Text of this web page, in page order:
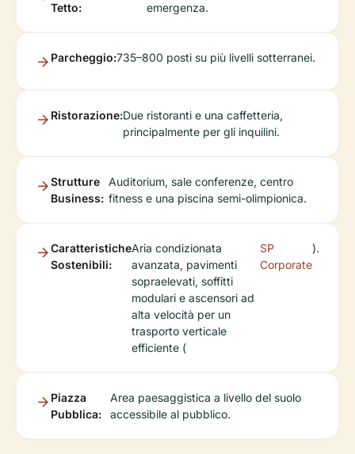
Tetto:
emergenza.
Parcheggio:735–800 posti su più livelli sotterranei.
Ristorazione:Due ristoranti e una caffetteria,
principalmente per gli inquilini.
Strutture
Business:
Auditorium, sale conferenze, centro
fitness e una piscina semi-olimpionica.
Caratteristiche
Sostenibili:
Aria condizionata
avanzata, pavimenti
sopraelevati, soffitti
modulari e ascensori ad
alta velocità per un
trasporto verticale
efficiente (
SP
Corporate
).
Piazza
Pubblica:
Area paesaggistica a livello del suolo
accessibile al pubblico.